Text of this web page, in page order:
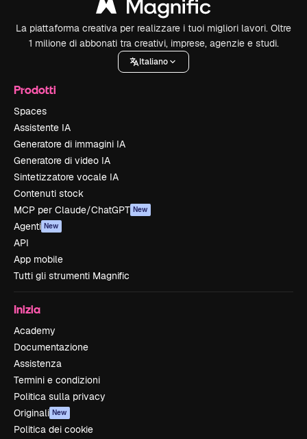
La piattaforma creativa per realizzare i tuoi migliori lavori. Oltre
1 milione di abbonati tra creativi, imprese, agenzie e studi.
Italiano
Prodotti
Spaces
Assistente IA
Generatore di immagini IA
Generatore di video IA
Sintetizzatore vocale IA
Contenuti stock
MCP per Claude/ChatGPT New
Agenti New
API
App mobile
Tutti gli strumenti Magnific
Inizia
Academy
Documentazione
Assistenza
Termini e condizioni
Politica sulla privacy
Originali New
Politica dei cookie